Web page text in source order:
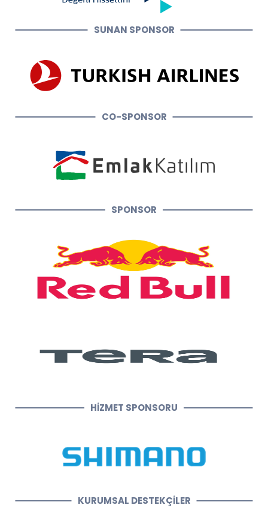
SUNAN SPONSOR
CO-SPONSOR
SPONSOR
HİZMET SPONSORU
KURUMSAL DESTEKÇİLER